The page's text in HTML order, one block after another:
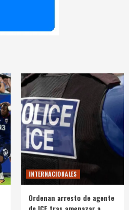
INTERNACIONALES
Ordenan arresto de agente